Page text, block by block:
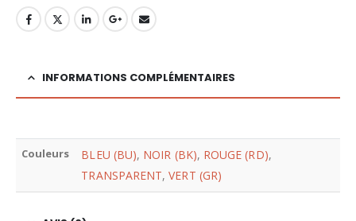
INFORMATIONS COMPLÉMENTAIRES
Couleurs BLEU (BU), NOIR (BK), ROUGE (RD),
TRANSPARENT,VERT (GR)